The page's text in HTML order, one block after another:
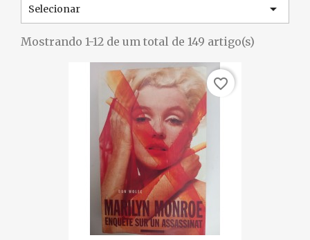
Selecionar 
Mostrando 1-12 de um total de 149 artigo(s)
favorite_border